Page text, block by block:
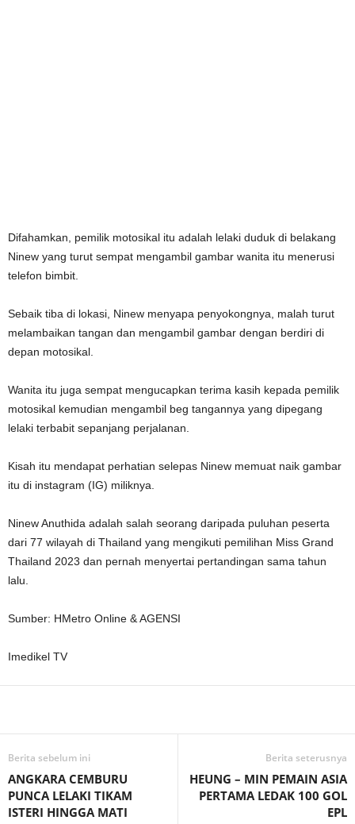
Difahamkan, pemilik motosikal itu adalah lelaki duduk di belakang
Ninew yang turut sempat mengambil gambar wanita itu menerusi
telefon bimbit.
Sebaik tiba di lokasi, Ninew menyapa penyokongnya, malah turut
melambaikan tangan dan mengambil gambar dengan berdiri di
depan motosikal.
Wanita itu juga sempat mengucapkan terima kasih kepada pemilik
motosikal kemudian mengambil beg tangannya yang dipegang
lelaki terbabit sepanjang perjalanan.
Kisah itu mendapat perhatian selepas Ninew memuat naik gambar
itu di instagram (IG) miliknya.
Ninew Anuthida adalah salah seorang daripada puluhan peserta
dari 77 wilayah di Thailand yang mengikuti pemilihan Miss Grand
Thailand 2023 dan pernah menyertai pertandingan sama tahun
lalu.
Sumber: HMetro Online & AGENSI
Imedikel TV
Berita sebelum ini
ANGKARA CEMBURU
PUNCA LELAKI TIKAM
ISTERI HINGGA MATI
Berita seterusnya
HEUNG – MIN PEMAIN ASIA
PERTAMA LEDAK 100 GOL
EPL